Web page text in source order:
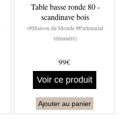
Table basse ronde 80 -
scandinave bois
(#Maison du Monde #Partenariat
rémunéré)
99€
Voir ce produit
Ajouter au panier